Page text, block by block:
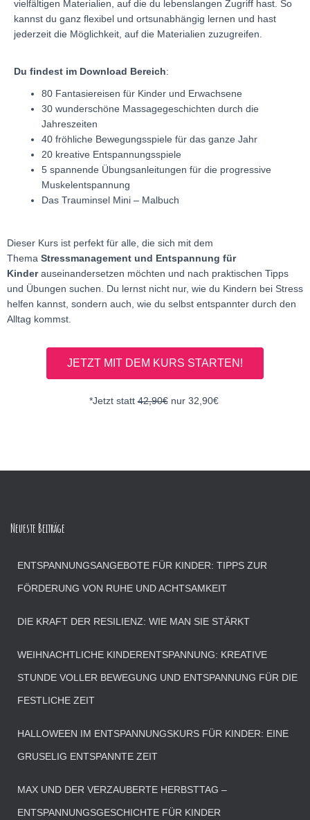
vielfältigen Materialien, auf die du lebenslangen Zugriff hast. So
kannst du ganz flexibel und ortsunabhängig lernen und hast
jederzeit die Möglichkeit, auf die Materialien zuzugreifen.
Du findest im Download Bereich:
80 Fantasiereisen für Kinder und Erwachsene
30 wunderschöne Massagegeschichten durch die
Jahreszeiten
40 fröhliche Bewegungsspiele für das ganze Jahr
20 kreative Entspannungsspiele
5 spannende Übungsanleitungen für die progressive
Muskelentspannung
Das Trauminsel Mini – Malbuch
Dieser Kurs ist perfekt für alle, die sich mit dem
Thema Stressmanagement und Entspannung für
Kinderauseinandersetzen möchten und nach praktischen Tipps
und Übungen suchen. Du lernst nicht nur, wie du Kindern bei Stress
helfen kannst, sondern auch, wie du selbst entspannter durch den
Alltag kommst.
JETZT MIT DEM KURS STARTEN!
*Jetzt statt42,90€nur 32,90€
Neueste Beiträge
ENTSPANNUNGSANGEBOTE FÜR KINDER: TIPPS ZUR
FÖRDERUNG VON RUHE UND ACHTSAMKEIT
DIE KRAFT DER RESILIENZ: WIE MAN SIE STÄRKT
WEIHNACHTLICHE KINDERENTSPANNUNG: KREATIVE
STUNDE VOLLER BEWEGUNG UND ENTSPANNUNG FÜR DIE
FESTLICHE ZEIT
HALLOWEEN IM ENTSPANNUNGSKURS FÜR KINDER: EINE
GRUSELIG ENTSPANNTE ZEIT
MAX UND DER VERZAUBERTE HERBSTTAG –
ENTSPANNUNGSGESCHICHTE FÜR KINDER